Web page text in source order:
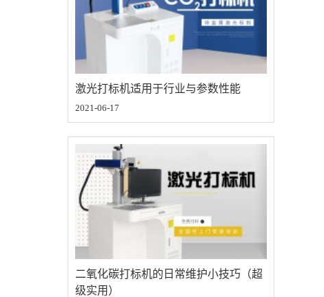
激光打标机适用于行业与参数性能
2021-06-17
二氧化碳打标机的日常维护小技巧（超
级实用）